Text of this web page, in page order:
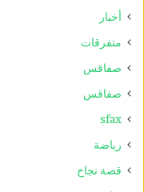
أخبار
متفرقات
صفاقس
صفاقس
sfax
رياضة
قصة نجاح